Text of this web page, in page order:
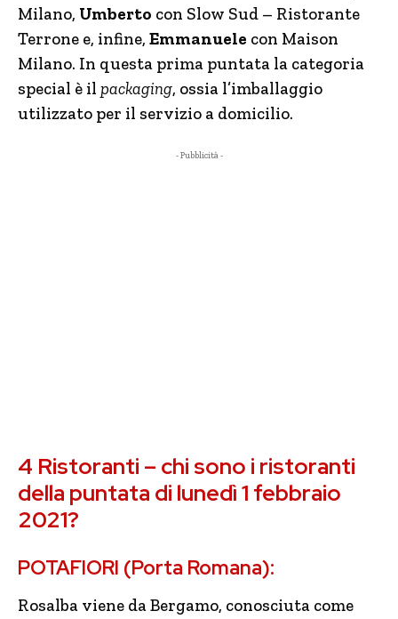
Milano, Umberto con Slow Sud – Ristorante
Terrone e, infine, Emmanuele con Maison
Milano. In questa prima puntata la categoria
special è il packaging, ossia l’imballaggio
utilizzato per il servizio a domicilio.
- Pubblicità -
4 Ristoranti – chi sono i ristoranti
della puntata di lunedì 1 febbraio
2021?
POTAFIORI (Porta Romana):
Rosalba viene da Bergamo, conosciuta come